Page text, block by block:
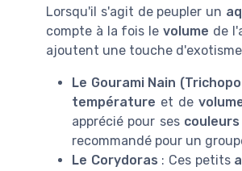
Lorsqu'il s'agit de peupler un
compte à la fois levolume de
ajoutent une touche
Le Gourami Nain
température et de
apprécié pour ses couleurs
recommandé pour un
Le Corydoras : Ces petits